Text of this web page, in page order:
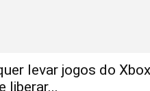
levar jogos do Xbox
liberar...